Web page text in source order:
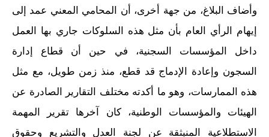
وأضاف البلاغ، من جهة أخرى، أن المحامي المعني عمد إلى
إيهام الرأي العام بأن مثل هذه السلوكات جاري بها العمل
داخل المؤسسات السجنية، في حين أن قطاع إدارة
السجون وإعادة الإدماج قد قطع، منذ زمن طويل، مع مثل
هذه الممارسات، وهو ما أكدته مختلف التقارير الصادرة عن
الهيئات والمؤسسات الوطنية، كان آخرها تقرير المهمة
الاستطلاعية المنبثقة عن لجنة العدل والتشريع وحقوق